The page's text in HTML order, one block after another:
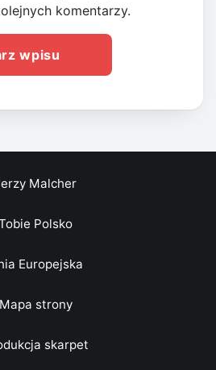
komentarzy.
Malcher
Polsko
Europejska
Mapa strony
skarpet